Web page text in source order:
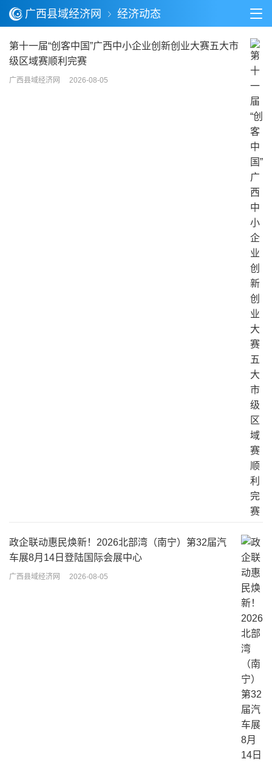
广西县域经济网 经济动态
第十一届“创客中国”广西中小企业创新创业大赛五大市
级区域赛顺利完赛
广西县域经济网 2026-08-05
政企联动惠民焕新！2026北部湾（南宁）第32届汽
车展8月14日登陆国际会展中心
广西县域经济网 2026-08-05